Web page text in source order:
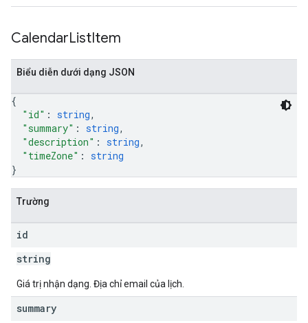
CalendarListItem
Biểu diễn dưới dạng JSON
{
"id" : string,
"summary" : string,
"description" : string,
"timeZone" : string
}
Trường
id
string
Giá trị nhận dạng. Địa chỉ email của lịch.
summary